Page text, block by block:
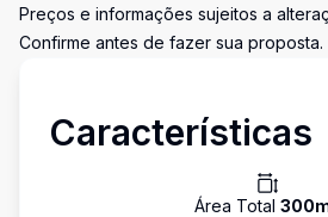
Preços e informações sujeitos a
Confirme antes de fazer sua proposta.
Características
Área Total 300